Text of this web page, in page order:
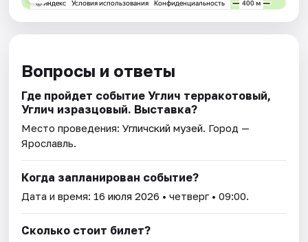
Вопросы и ответы
Где пройдет событие Углич терракотовый,
Углич изразцовый. Выставка?
Место проведения:Угличский музей. Город —
Ярославль.
Когда запланирован событие?
Дата и время: 16 июля 2026 • четверг • 09:00.
Сколько стоит билет?